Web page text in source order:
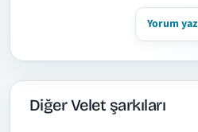
Yorum yaz
Diğer Velet şarkıları